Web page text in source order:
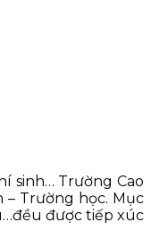
sinh… Trường Cao
Trường học. Mục
được tiếp xúc